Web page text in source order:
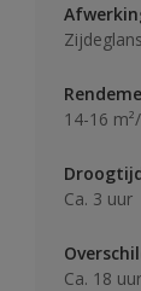
Zijdeglans
14-16 m²/
Ca. 3 uur
Ca. 18 uur